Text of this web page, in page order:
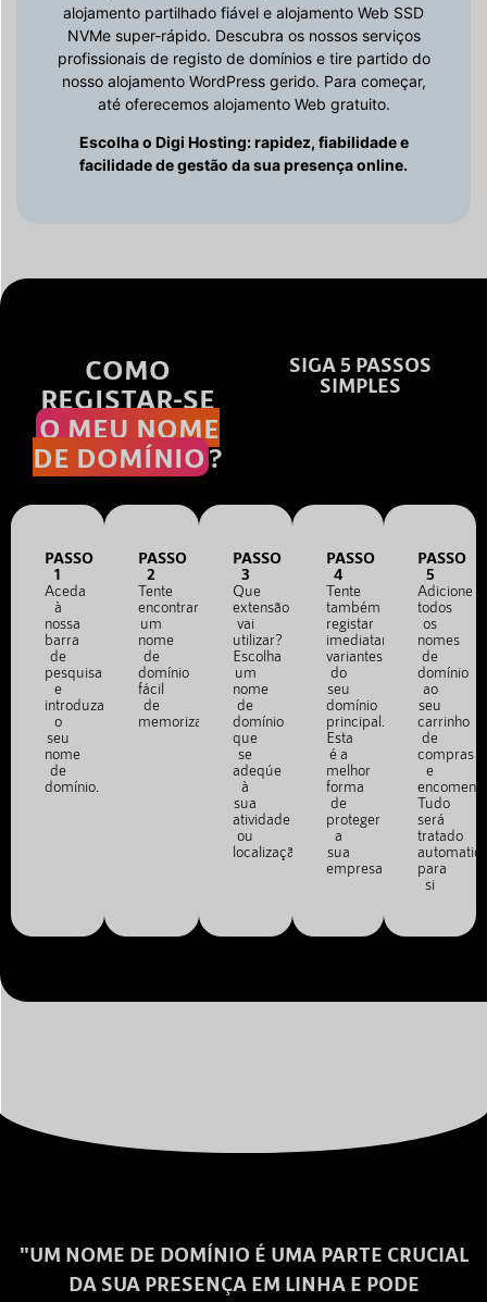
alojamento partilhado fiável e alojamento Web SSD
NVMe super-rápido. Descubra os nossos serviços
profissionais de registo de domínios e tire partido do
nosso alojamento WordPress gerido. Para começar,
até oferecemos alojamento Web gratuito.
Escolha o Digi Hosting: rapidez, fiabilidade e
facilidade de gestão da sua presença online.
COMO
REGISTAR-SE
O MEU NOME
DE DOMÍNIO?
SIGA 5 PASSOS
SIMPLES
PASSO
1
Aceda
à
nossa
barra
de
pesquisa
e
introduza
o
seu
nome
de
domínio.
PASSO
2
Tente
encontrar
um
nome
de
domínio
fácil
de
memorizar.
PASSO
3
Que
extensão
vai
utilizar?
Escolha
um
nome
de
domínio
que
se
adeqúe
à
sua
atividade
ou
localização.
PASSO
4
Tente
também
registar
imediatamente
variantes
do
seu
domínio
principal.
Esta
é a
melhor
forma
de
proteger
a
sua
empresa.
PASSO
5
Adicione
todos
os
nomes
de
domínio
ao
seu
carrinho
de
compras
e
Tudo
será
tratado
para
si
"UM NOME DE DOMÍNIO É UMA PARTE CRUCIAL
DA SUA PRESENÇA EM LINHA E PODE